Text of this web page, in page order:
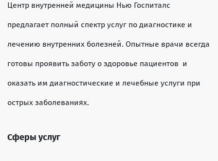
Центр внутренней медицины Нью Госпиталс
предлагает полный спектр услуг по диагностике и
лечению внутренних болезней. Опытные врачи всегда
готовы проявить заботу о здоровье пациентов и
оказать им диагностические и лечебные услуги при
острых заболеваниях.
Сферы услуг